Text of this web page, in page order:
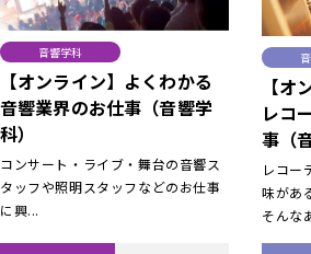
音響学科
【オンライン】よくわかる
音響業界のお仕事（音響学
科）
コンサート・ライブ・舞台の音響ス
タッフや照明スタッフなどのお仕事
に興...
【オ
レコ
事（
レコー
味があ
そんな